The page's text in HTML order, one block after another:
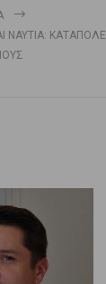
ΝΑΥΤΙΑ: